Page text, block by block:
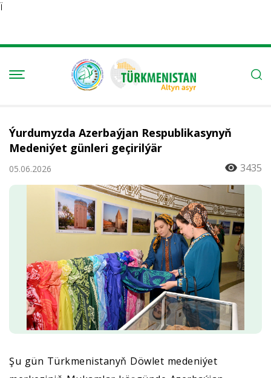
Ï
Ýurdumyzda Azerbaýjan Respublikasynyň
Medeniýet günleri geçirilýär
05.06.2026 3435
Şu gün Türkmenistanyň Döwlet medeniýet